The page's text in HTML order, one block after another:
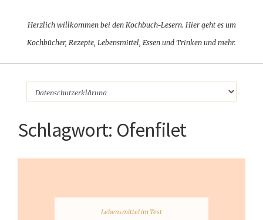
Herzlich willkommen bei den Kochbuch-Lesern. Hier geht es um
Kochbücher, Rezepte, Lebensmittel, Essen und Trinken und mehr.
Schlagwort: Ofenfilet
Lebensmittel im Test